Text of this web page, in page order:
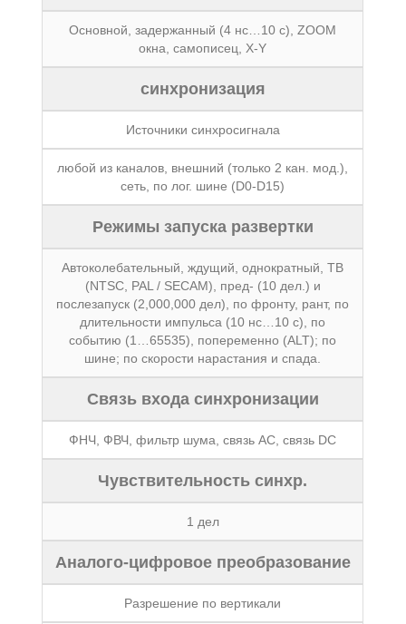
Основной, задержанный (4 нс…10 с), ZOOM
окна, самописец, X-Y
синхронизация
Источники синхросигнала
любой из каналов, внешний (только 2 кан. мод.),
сеть, по лог. шине (D0-D15)
Режимы запуска развертки
Автоколебательный, ждущий, однократный, ТВ
(NTSC, PAL / SECAM), пред- (10 дел.) и
послезапуск (2,000,000 дел), по фронту, рант, по
длительности импульса (10 нс…10 с), по
событию (1…65535), попеременно (ALT); по
шине; по скорости нарастания и спада.
Связь входа синхронизации
ФНЧ, ФВЧ, фильтр шума, связь АС, связь DC
Чувствительность синхр.
1 дел
Аналого-цифровое преобразование
Разрешение по вертикали